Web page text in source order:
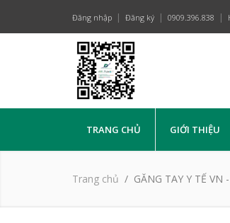
Đăng nhập Đăng ký 0909.396.838
TRANG CHỦ GIỚI THIỆU
Trang chủ GĂNG TAY Y TẾ VN